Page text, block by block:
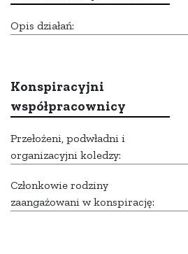
Opis działań:
Konspiracyjni
współpracownicy
Przełożeni, podwładni i
organizacyjni koledzy:
Członkowie rodziny
zaangażowani w konspirację: